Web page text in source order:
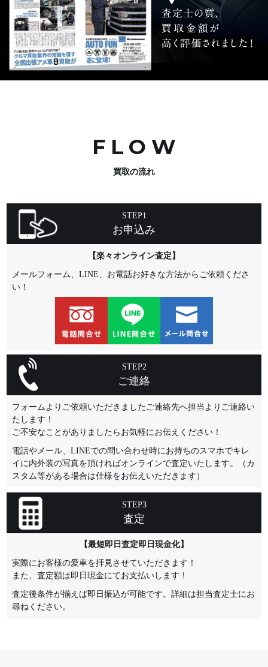
FLO W
買取の流れ
STEP1
お申込み
【楽々オンライン査定】
メールフォーム、LINE、お電話お好きな方法からご依頼くださ
い！
STEP2
ご連絡
フォームよりご依頼いただきましたご連絡先へ担当よりご連絡い
たします！
ご不安なことがありましたらお気軽にお伝えください！
電話やメール、LINEでの問い合わせ時にお持ちのスマホでキレ
イに内外装の写真を頂ければオンラインで査定いたします。（カ
スタム等がある場合は仕様をお伝えいただきます）
STEP3
査定
【最短即日査定即日現金化】
実際にお客様の愛車を拝見させていただきます！
また、査定額は即日現金にてお支払いします！
査定後条件が揃えば即日振込が可能です。詳細は担当査定士にお
尋ねください。